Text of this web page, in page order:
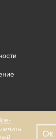
Все права
не
Ок